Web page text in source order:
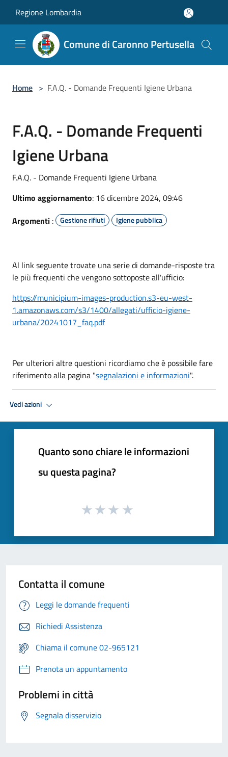
Regione Lombardia
Comune di Caronno Pertusella
Home > F.A.Q. - Domande Frequenti Igiene Urbana
F.A.Q. - Domande Frequenti
Igiene Urbana
F.A.Q. - Domande Frequenti Igiene Urbana
Ultimo aggiornamento: 16 dicembre 2024, 09:46
Argomenti : Gestione rifiuti Igiene pubblica
Al link seguente trovate una serie di domande-risposte tra
le più frequenti che vengono sottoposte all'ufficio:
https://municipium-images-production.s3-eu-west-
1.amazonaws.com/s3/1400/allegati/ufficio-igiene-
urbana/20241017_faq.pdf
Per ulteriori altre questioni ricordiamo che è possibile fare
riferimento alla pagina "segnalazioni e informazioni".
Vedi azioni
Quanto sono chiare le informazioni
su questa pagina?
Contatta il comune
Leggi le domande frequenti
Richiedi Assistenza
Chiama il comune 02-965121
Prenota un appuntamento
Problemi in città
Segnala disservizio